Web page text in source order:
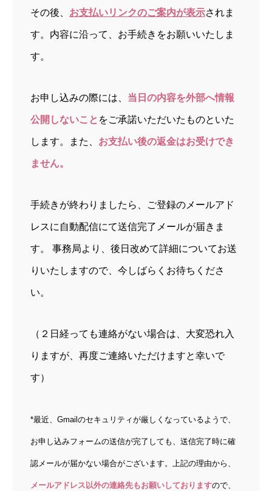
その後、 お支払いリンクのご案内が表示されま
す。内容に沿って、お手続きをお願いいたしま
す。
お申し込みの際には、 当日の内容を外部へ情報
公開しないこと をご承諾いただいたものといた
します。また、 お支払い後の返金はお受けでき
ません。
手続きが終わりましたら、ご登録のメールアド
レスに自動配信にて送信完了メールが届きま
す。 事務局より、後日改めて詳細についてお送
りいたしますので、今しばらくお待ちくださ
い。
（２日経っても連絡がない場合は、大変恐れ入
りますが、再度ご連絡いただけますと幸いで
す）
*最近、Gmailのセキュリティが厳しくなっているようで、
お申し込みフォームの送信が完了しても、送信完了時に確
認メールが届かない場合がございます。 上記の理由から、
メールアドレス以外の連絡先もお願いしておりますので、